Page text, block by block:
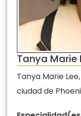
Tanya Marie
Tanya Marie
ciudad de